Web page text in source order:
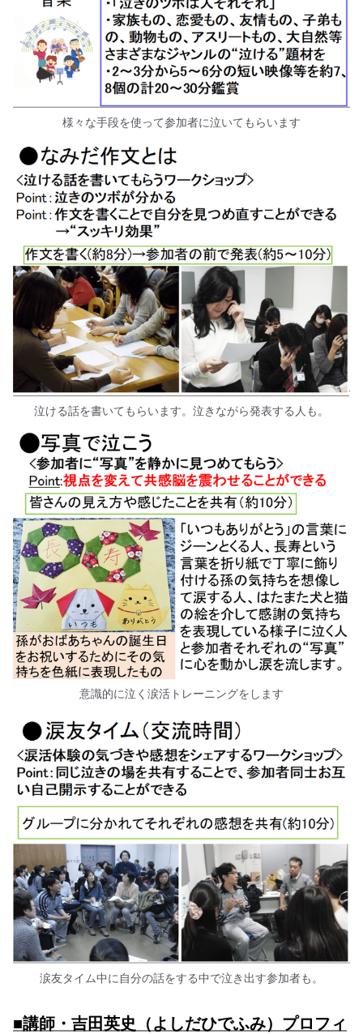
様々な手段を使って参加者に泣いてもらいます
泣ける話を書いてもらいます。泣きながら発表する人も。
意識的に泣く涙活トレーニングをします
涙友タイム中に自分の話をする中で泣き出す参加者も。
■講師・吉田英史（よしだひでふみ）プロフィ